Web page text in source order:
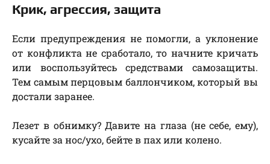
Крик, агрессия, защита
Если предупреждения не помогли, а уклонение
от конфликта не сработало, то начните кричать
или воспользуйтесь средствами самозащиты.
Тем самым перцовым баллончиком, который вы
достали заранее.
Лезет в обнимку? Давите на глаза (не себе, ему),
кусайте за нос/ухо, бейте в пах или колено.